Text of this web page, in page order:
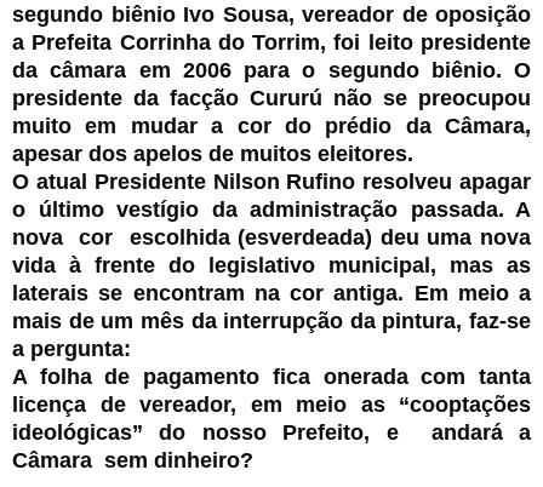
segundo biênio Ivo Sousa, vereador de oposição
a Prefeita Corrinha do Torrim, foi leito presidente
da câmara em 2006 para o segundo biênio. O
presidente da facção Cururú não se preocupou
muito em mudar a cor do prédio da Câmara,
apesar dos apelos de muitos eleitores.
O atual Presidente Nilson Rufino resolveu apagar
o último vestígio da administração passada. A
nova cor escolhida (esverdeada) deu uma nova
vida à frente do legislativo municipal, mas as
laterais se encontram na cor antiga. Em meio a
mais de um mês da interrupção da pintura, faz-se
a pergunta:
A folha de pagamento fica oneradacom tanta
licença de vereador, em meio as “cooptações
ideológicas” do nosso Prefeito, e andará a
Câmara sem dinheiro?